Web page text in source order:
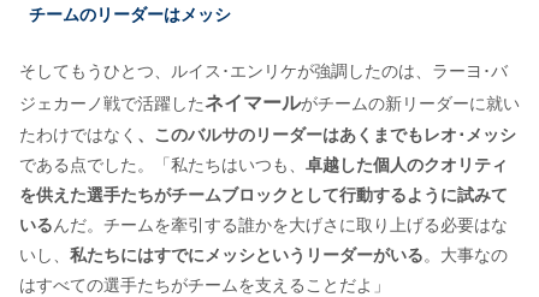
チームのリーダーはメッシ
そしてもうひとつ、ルイス･エンリケが強調したのは、ラーヨ･バ
ジェカーノ戦で活躍したネイマールがチームの新リーダーに就い
たわけではなく 、このバルサのリーダーはあくまでもレオ･メッシ
である点でした。「私たちはいつも、 卓越した個人のクオリティ
を供えた選手たちがチームブロックとして行動するように試みて
いるんだ。チームを牽引する誰かを大げさに取り上げる必要はな
いし、 私たちにはすでにメッシというリーダーがいる。大事なの
はすべての選手たちがチームを支えることだよ」